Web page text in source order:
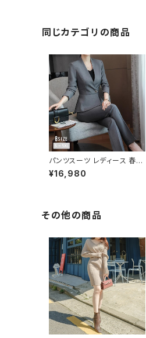
け お呼ばれ 半袖トップス ミ
ニ丈 へそ出し パフスリーブ 1
S0033
同じカテゴリの商品
パンツスーツ レディース 春夏
秋冬 春 夏 秋 冬 黒 紺 スーツ
上下セット 2点セット ジャケッ
パンツスーツ ロングパンツ ペ
プラム ノーカラースーツ ペプ
ツ 大きいサイズ オフィス OL
オフィスカジュアル ビジネス
結婚式 パーティー お呼ばれ
ブラック ネイビー グレー S M
L XL 2XL 3XL 4XL 5XL 10
代 20代 30代 40代 C-WA
W1079
¥16,980
その他の商品